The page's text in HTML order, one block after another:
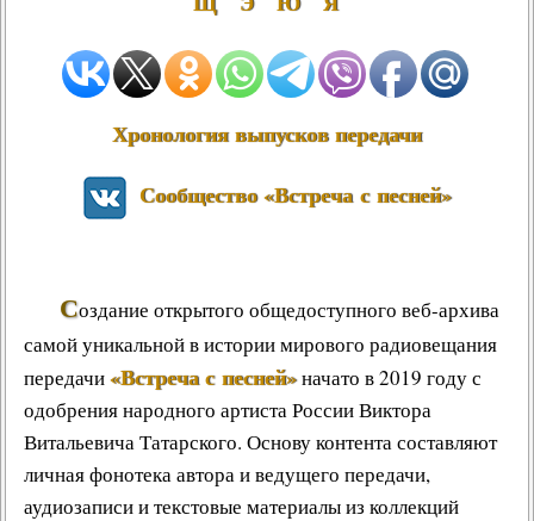
Из архива «Радио России»
Предтеча «Встречи с песней»
Хронология выпусков передачи
Сообщество «Встреча с песней»
Создание открытого общедоступного веб-архива
самой уникальной в истории мирового радиовещания
передачи«Встреча с песней»начато в 2019 году с
одобрения народного артиста России Виктора
Витальевича Татарского. Основу контента составляют
личная фонотека автора и ведущего передачи,
аудиозаписи и текстовые материалы из коллекций